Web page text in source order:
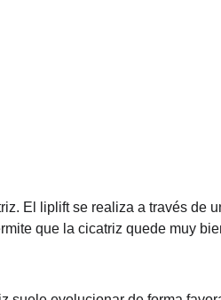
El liplift se realiza a través de
que la cicatriz quede muy